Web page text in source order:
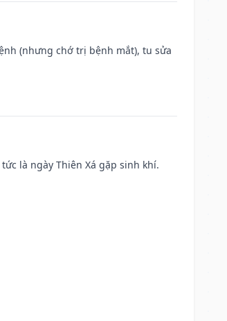
(nhưng chớ trị bệnh mắt), tu sửa
là ngày Thiên Xá gặp sinh khí.